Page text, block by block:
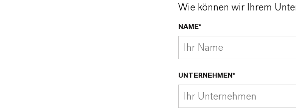
Wie können wir Ihrem
NAME*
UNTERNEHMEN*